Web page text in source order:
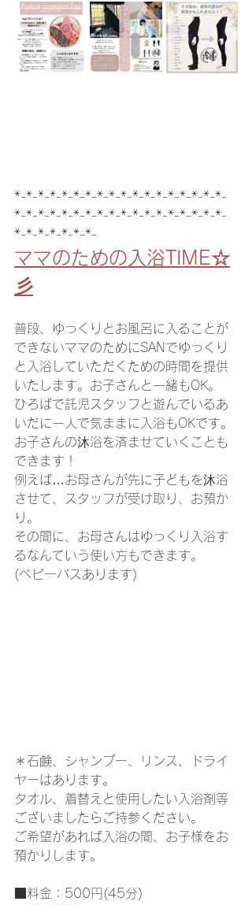
*-*-*-*-*-*-*-*-*-*-*-*-*-*-*-*-*-*-
*-*-*-*-*-*-*-*-*-*-*-*-*-*-*-*-*-*-
*-*-*-*-*-*-*-
ママのための入浴TIME☆
彡
普段、ゆっくりとお風呂に入ることが
できないママのためにSANでゆっくり
と入浴していただくための時間を提供
いたします。お子さんと一緒もOK。
ひろばで託児スタッフと遊んでいるあ
いだに一人で気ままに入浴もOKです。
お子さんの沐浴を済ませていくことも
できます！
例えば…お母さんが先に子どもを沐浴
させて、スタッフが受け取り、お預か
り。
その間に、お母さんはゆっくり入浴す
るなんていう使い方もできます。
(ベビーバスあります)
＊石鹸、シャンプー、リンス、ドライ
ヤーはあります。
タオル、着替えと使用したい入浴剤等
ございましたらご持参ください。
ご希望があれば入浴の間、お子様をお
預かりします。
■料金：500円(45分)